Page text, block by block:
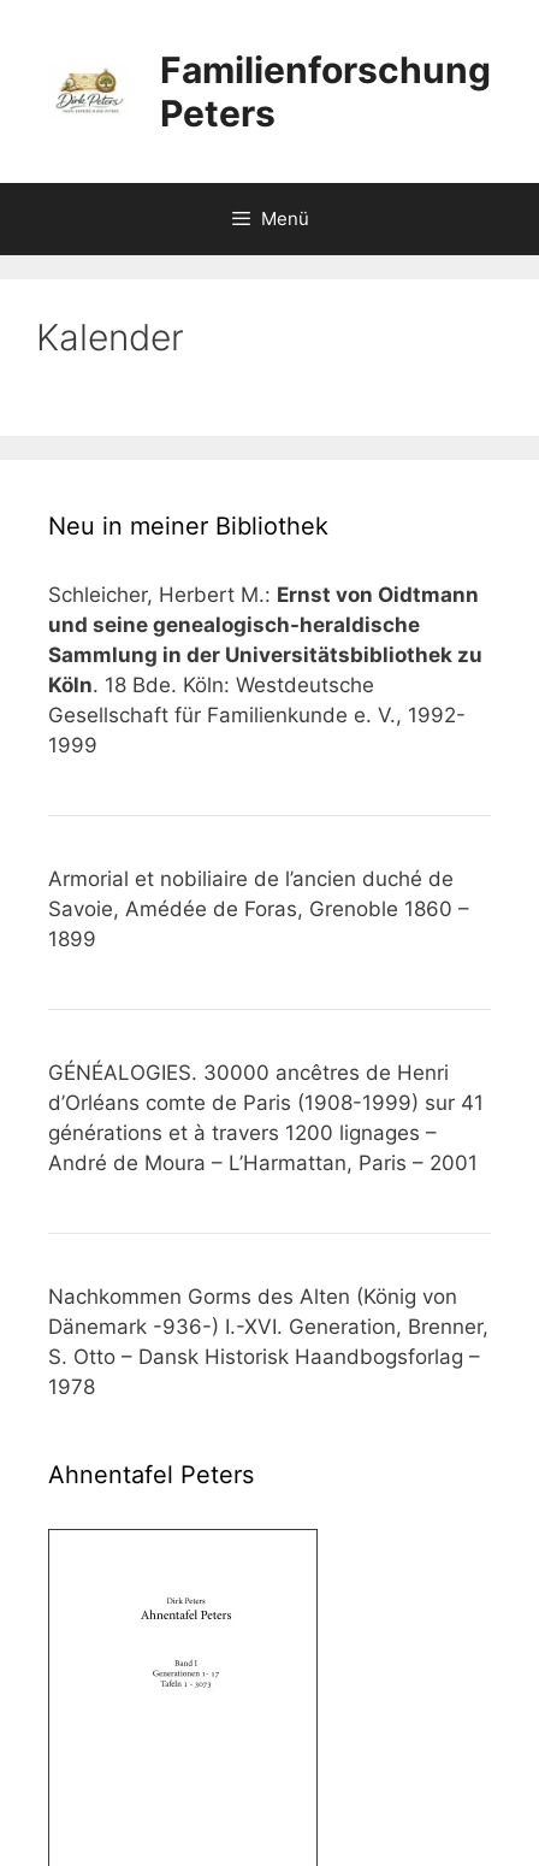
springen
Familienforschung
Peters
Menü
Kalender
Neu in meiner Bibliothek
Schleicher, Herbert M.: Ernst von Oidtmann
und seine genealogisch-heraldische
Sammlung in der Universitätsbibliothek zu
Köln. 18 Bde. Köln: Westdeutsche
Gesellschaft für Familienkunde e. V., 1992-
1999
Armorial et nobiliaire de l’ancien duché de
Savoie, Amédée de Foras, Grenoble 1860 –
1899
GÉNÉALOGIES. 30000 ancêtres de Henri
d’Orléans comte de Paris (1908-1999) sur 41
générations et à travers 1200 lignages –
André de Moura – L’Harmattan, Paris – 2001
Nachkommen Gorms des Alten (König von
Dänemark -936-) I.-XVI. Generation, Brenner,
S. Otto – Dansk Historisk Haandbogsforlag –
1978
Ahnentafel Peters